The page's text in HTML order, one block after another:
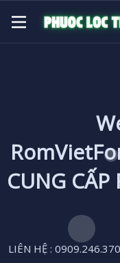
CUNG
LIÊN HỆ :